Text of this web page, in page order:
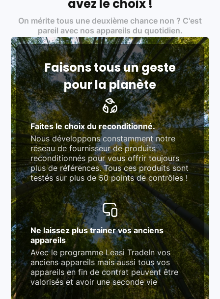
traitement des déchets électroniques (DEEE)
Produits testés et vérifiés selon des standards
rigoureux (80 à 100 points de contrôle en
fonction des produits)
Respect des normes RAEE, RoHS, et du
référentiel QualiRepar (bonus réparation)
avez le choix !
On mérite tous une deuxième chance non ? C'est
pareil avec nos appareils du quotidien.
Faisons tous un geste
pour la planète
Faites le choix du reconditionné.
Nous développons constamment notre
réseau de fournisseur de produits
reconditionnés pour vous offrir toujours
plus de références. Tous ces produits sont
testés sur plus de 50 points de contrôles !
Ne laissez plus trainer vos anciens
appareils
Avec le programme Leasi TradeIn vos
anciens appareils mais aussi tous vos
appareils en fin de contrat peuvent être
valorisés et avoir une seconde vie